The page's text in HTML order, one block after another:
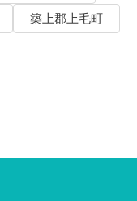
築上郡上毛町